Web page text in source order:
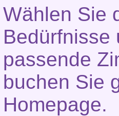
Wählen Sie
Bedürfnisse
passende
buchen Sie
Homepage.